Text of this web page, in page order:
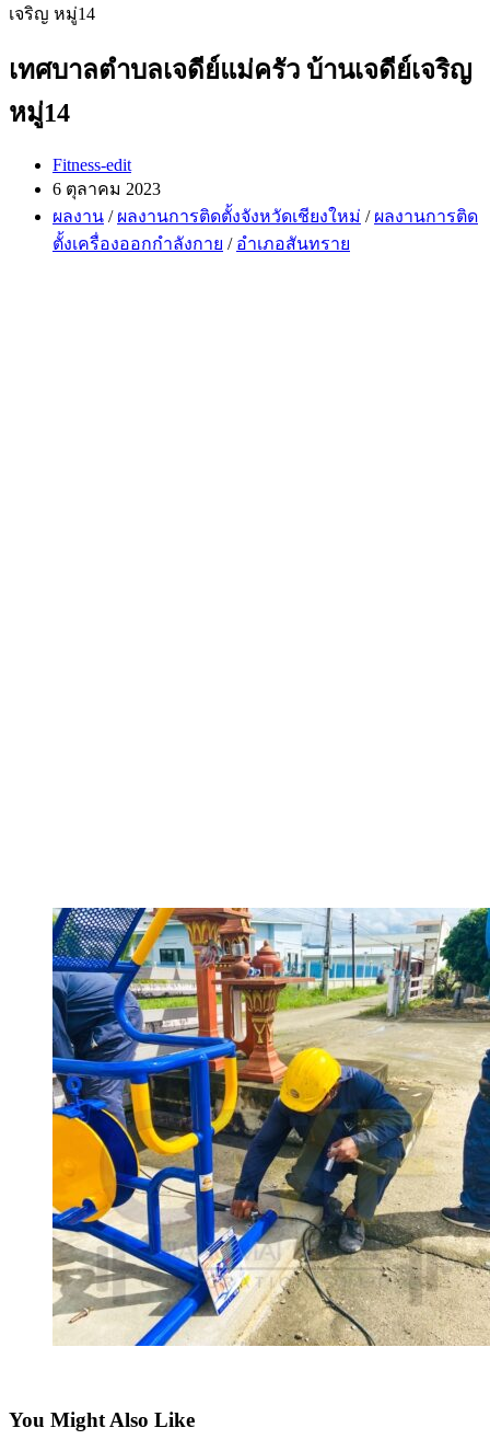
เทศบาลตำบลเจดีย์แม่ครัว บ้านเจดีย์เจริญ
หมู่14
Post
author:
Fitness-edit
Post
published:
6 ตุลาคม 2023
Post
category:
ผลงาน / ผลงานการติดตั้งจังหวัดเชียงใหม่ / ผลงานการติด
ตั้งเครื่องออกกำลังกาย / อำเภอสันทราย
You Might Also Like